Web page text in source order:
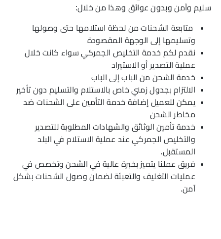
سليم وآمن وبدون عوائق وهذا من خلال:
متابعة الشحنات من لحظة استلامها حتى وصولها
وتسليمها إلى الوجهة المقصودة
نقدم لكم خدمة التخليص الجمركي سواء كانت خلال
عملية التصدير أو الاستيراد
خدمة الشحن من الباب إلى الباب
الالتزام بجدول زمني خاص بالاستلام والتسليم دون تأخير
يمكن للعميل إضافة خدمة التأمين على الشحنات ضد
مخاطر الشحن
خدمة تأمين الوثائق والشهادات المطلوبة للتصدير
والتخليص الجمركي عند عملية الاستلام في البلد
المستقبل.
فريق عملنا يتميز بخبرة عالية في الشحن وتخصص في
عمليات التغليف والتعبئة لضمان وصول الشحنات بشكل
آمن.